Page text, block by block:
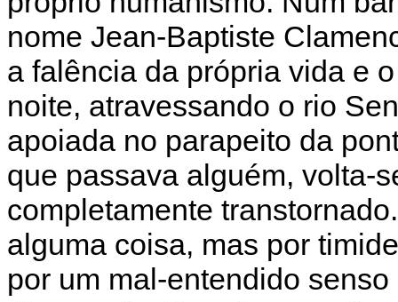
nome Jean-Baptiste
a falência da própria vida e
noite, atravessando o rio
apoiada no parapeito da
que passava alguém, volta-
completamente
alguma coisa, mas por
por um mal-entendido